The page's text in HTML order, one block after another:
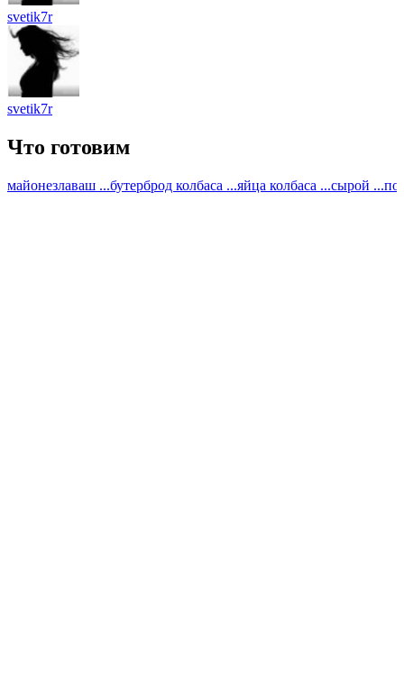
svetik7r
svetik7r
Что готовим
майонезлаваш ...бутерброд колбаса ...яйца колбаса ...сырой ...